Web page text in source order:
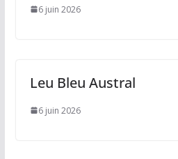
6 juin 2026
Leu Bleu Austral
6 juin 2026